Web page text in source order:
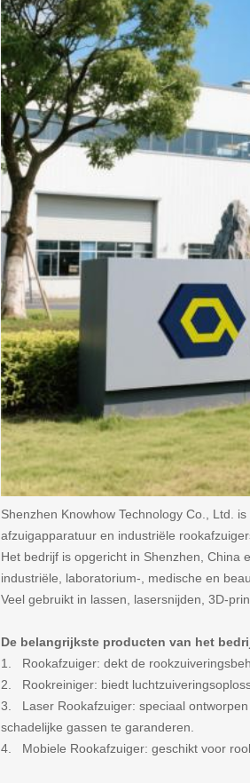
Shenzhen Knowhow Technology Co., Ltd.
afzuigapparatuur en industriële
Het bedrijf is opgericht in Shenzhen, China
industriële, laboratorium-, medische en
Veel gebruikt in lassen, lasersnijden, 3D-
De belangrijkste producten van het
1. Rookafzuiger: dekt de
2. Rookreiniger: biedt
3. Laser Rookafzuiger: speciaal
schadelijke gassen te garanderen.
4. Mobiele Rookafzuiger: geschikt voor